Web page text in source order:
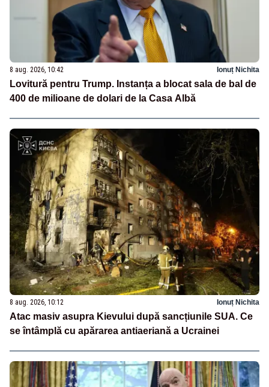
8 aug. 2026, 10:42 Ionuț Nichita
Lovitură pentru Trump. Instanța a blocat sala de bal de
400 de milioane de dolari de la Casa Albă
8 aug. 2026, 10:12 Ionuț Nichita
Atac masiv asupra Kievului după sancțiunile SUA. Ce
se întâmplă cu apărarea antiaeriană a Ucrainei